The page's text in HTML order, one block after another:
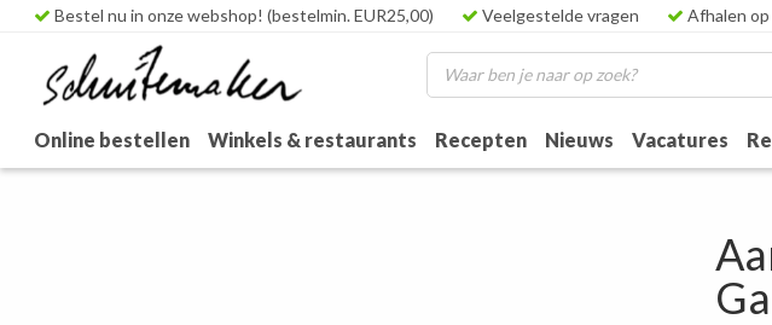
Bestel nu in onze webshop! (bestelmin. EUR25,00) Veelgestelde vragen Afhalen
Online bestellen Winkels & restaurants Recepten Nieuws Vacatures